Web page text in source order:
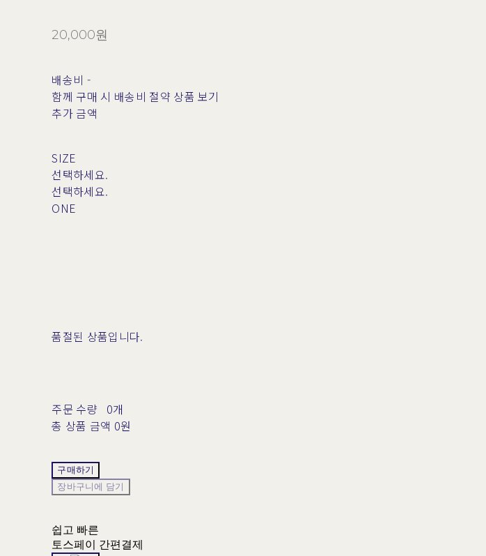
20,000원
배송비 -
함께 구매 시 배송비 절약 상품 보기
추가 금액
SIZE
선택하세요.
선택하세요.
ONE
품절된 상품입니다.
주문 수량
0개
총 상품 금액 0원
구매하기
장바구니에 담기
쉽고 빠른
토스페이 간편결제